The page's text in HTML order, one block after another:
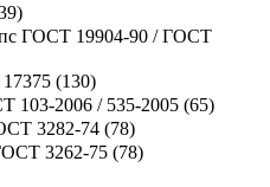
)
ГОСТ 19904-90 / ГОСТ
(130)
103-2006 / 535-2005 (65)
3282-74 (78)
3262-75 (78)